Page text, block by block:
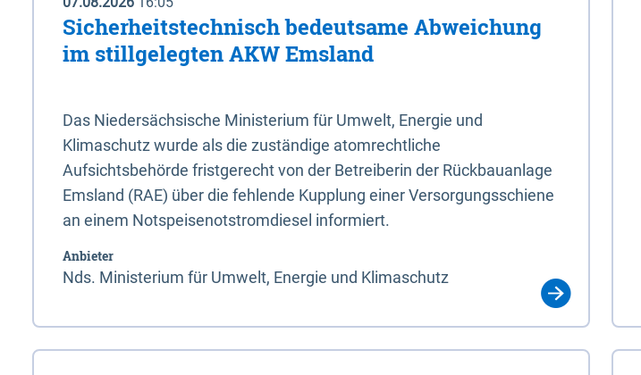
Sicherheitstechnisch bedeutsame Abweichung
im stillgelegten AKW Emsland
Das Niedersächsische Ministerium für Umwelt, Energie und
Klimaschutz wurde als die zuständige atomrechtliche
Aufsichtsbehörde fristgerecht von der Betreiberin der Rückbauanlage
Emsland (RAE) über die fehlende Kupplung einer Versorgungsschiene
an einem Notspeisenotstromdiesel informiert.
Anbieter
Nds. Ministerium für Umwelt, Energie und Klimaschutz